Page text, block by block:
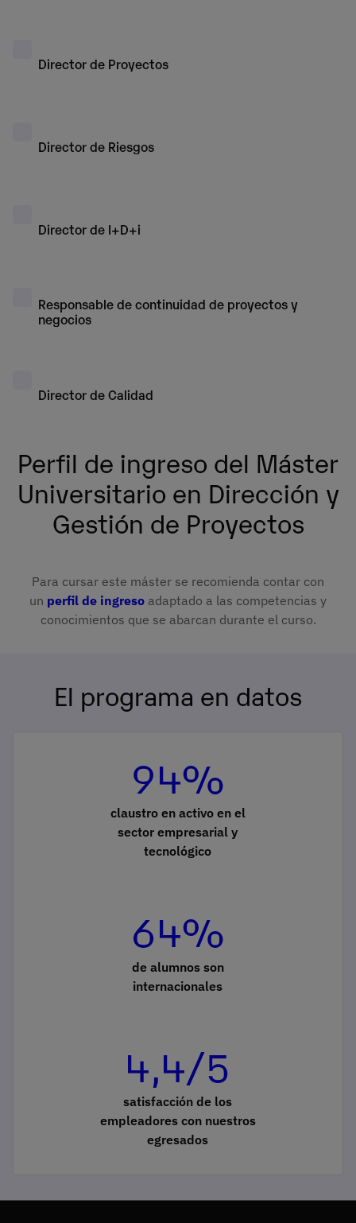
Director de Proyectos
Director de Riesgos
Director de I+D+i
Responsable de continuidad de proyectos y
negocios
Director de Calidad
Perfil de ingreso del Máster
Universitario en Dirección y
Gestión de Proyectos
Para cursar este máster se recomienda contar con
un perfil de ingreso adaptado a las competencias y
conocimientos que se abarcan durante el curso.
El programa en datos
94%
claustro en activo en el
sector empresarial y
tecnológico
64%
de alumnos son
internacionales
4,4/5
satisfacción de los
empleadores con nuestros
egresados